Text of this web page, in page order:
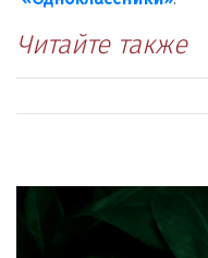
Читайте также